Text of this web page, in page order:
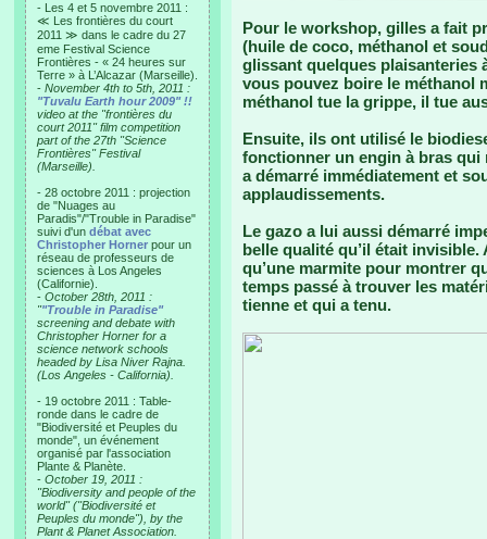
- Les 4 et 5 novembre 2011 :
≪ Les frontières du court
2011 ≫ dans le cadre du 27
eme Festival Science
Frontières - « 24 heures sur
Terre » à L’Alcazar (Marseille).
- November 4th to 5th, 2011 :
"Tuvalu Earth hour 2009" !!
video at the "frontières du
court 2011" film competition
part of the 27th "Science
Frontières" Festival
(Marseille).
- 28 octobre 2011 : projection
de "Nuages au
Paradis"/"Trouble in Paradise"
suivi d'un débat avec
Christopher Horner pour un
réseau de professeurs de
sciences à Los Angeles
(Californie).
- October 28th, 2011 :
""Trouble in Paradise"
screening and debate with
Christopher Horner for a
science network schools
headed by Lisa Niver Rajna.
(Los Angeles - California).
- 19 octobre 2011 : Table-
ronde dans le cadre de
"Biodiversité et Peuples du
monde", un événement
organisé par l'association
Plante & Planète.
- October 19, 2011 :
"Biodiversity and people of the
world" ("Biodiversité et
Peuples du monde"), by the
Plant & Planet Association.
Pour le workshop, gilles a fait
(huile de coco, méthanol et
glissant quelques plaisanteries
vous pouvez boire le méthanol
méthanol tue la grippe, il tue
Ensuite, ils ont utilisé le
fonctionner un engin à bras qui
a démarré immédiatement et
applaudissements.
Le gazo a lui aussi démarré
belle qualité qu’il était
qu’une marmite pour montrer
temps passé à trouver les
tienne et qui a tenu.